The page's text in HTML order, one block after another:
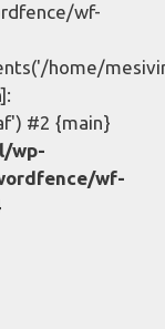
wf-
home/
#2 {main}
wp-
wf-